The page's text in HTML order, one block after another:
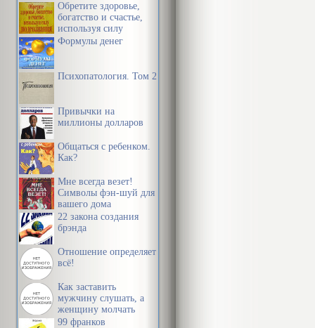
Обретите здоровье,
богатство и счастье,
используя силу
подсознания
Формулы денег
Психопатология. Том 2
Привычки на
миллионы долларов
Общаться с ребенком.
Как?
Мне всегда везет!
Символы фэн-шуй для
вашего дома
22 закона создания
брэнда
Отношение определяет
всё!
Как заставить
мужчину слушать, а
женщину молчать
99 франков